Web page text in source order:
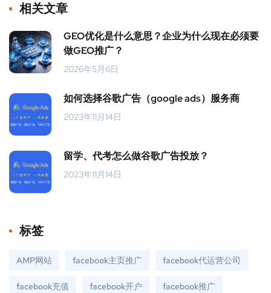
相关文章
GEO优化是什么意思？企业为什么现在必须要
做GEO推广？
2026年5月6日
如何选择谷歌广告（google ads）服务商
2023年11月14日
留学、代考怎么做谷歌广告投放？
2023年11月14日
标签
AMP网站 facebook主页推广 facebook代运营公司
facebook充值 facebook开户 facebook推广